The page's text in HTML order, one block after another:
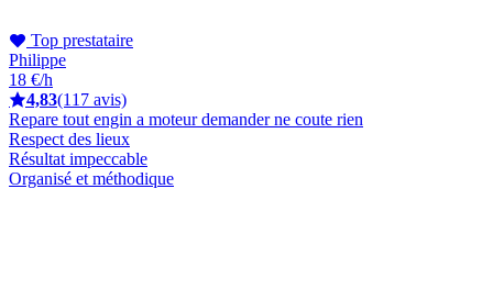
Top prestataire
Philippe
18 €/h
4,83(117 avis)
Repare tout engin a moteur demander ne coute rien
Respect des lieux
Résultat impeccable
Organisé et méthodique